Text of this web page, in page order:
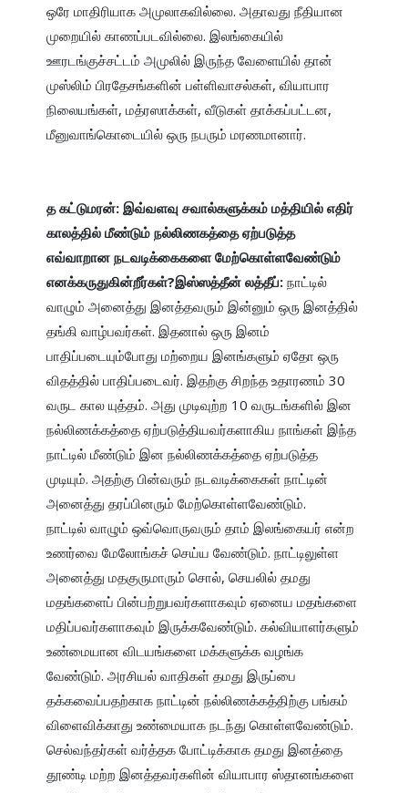
ஒரே மாதிரியாக அமுலாகவில்லை. அதாவது நீதியான
முறையில் காணப்படவில்லை. இலங்கையில்
ஊரடங்குச்சட்டம் அமுலில் இருந்த வேளையில் தான்
முஸ்லிம் பிரதேசங்களின் பள்ளிவாசல்கள், வியாபார
நிலையங்கள், மத்ரஸாக்கள், வீடுகள் தாக்கப்பட்டன,
மீனுவாங்கொடையில் ஒரு நபரும் மரணமானார்.
த கட்டுமரன்: இவ்வளவு சவால்களுக்கம் மத்தியில் எதிர்
காலத்தில் மீண்டும் நல்லிணகத்தை ஏற்படுத்த
எவ்வாறான நடவடிக்கைகளை மேற்கொள்ளவேண்டும்
எனக்கருதுகின்றீர்கள்?இஸ்ஸத்தீன் லத்தீப்: நாட்டில்
வாழும் அனைத்து இனத்தவரும் இன்னும் ஒரு இனத்தில்
தங்கி வாழ்பவர்கள். இதனால் ஒரு இனம்
பாதிப்படையும்போது மற்றைய இனங்களும் ஏதோ ஒரு
விதத்தில் பாதிப்படைவர். இதற்கு சிறந்த உதாரணம் 30
வருட கால யுத்தம். அது முடிவுற்ற 10 வருடங்களில் இன
நல்லிணக்கத்தை ஏற்படுத்தியவர்களாகிய நாங்கள் இந்த
நாட்டில் மீண்டும் இன நல்லிணக்கத்தை ஏற்படுத்த
முடியும். அதற்கு பின்வரும் நடவடிக்கைகள் நாட்டின்
அனைத்து தரப்பினரும் மேற்கொள்ளவேண்டும்.
நாட்டில் வாழும் ஒவ்வொருவரும் தாம் இலங்கையர் என்ற
உணர்வை மேலோங்கச் செய்ய வேண்டும். நாட்டிலுள்ள
அனைத்து மதகுருமாரும் சொல், செயலில் தமது
மதங்களைப் பின்பற்றுபவர்களாகவும் ஏனைய மதங்களை
மதிப்பவர்களாகவும் இருக்கவேண்டும். கல்வியாளர்களும்
உண்மையான விடயங்களை மக்களுக்க வழங்க
வேண்டும். அரசியல் வாதிகள் தமது இருப்பை
தக்கவைப்பதற்காக நாட்டின் நல்லிணக்கத்திற்கு பங்கம்
விளைவிக்காது உண்மையாக நடந்து கொள்ளவேண்டும்.
செல்வந்தர்கள் வர்த்தக போட்டிக்காக தமது இனத்தை
தூண்டி மற்ற இனத்தவர்களின் வியாபார ஸ்தானங்களை